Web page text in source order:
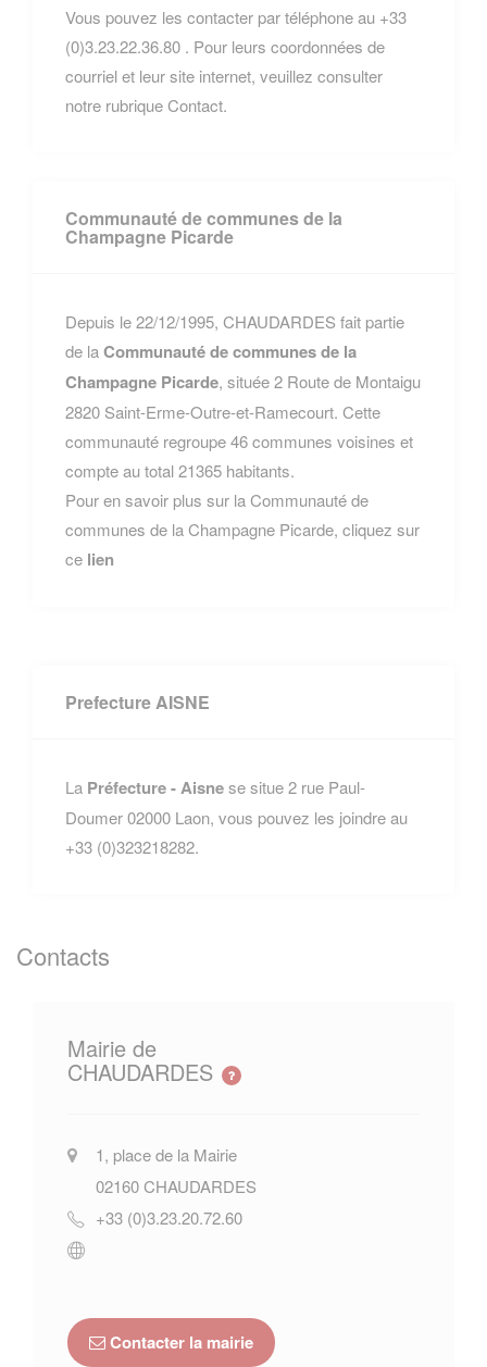
Vous pouvez les contacter par téléphone au +33
(0)3.23.22.36.80 . Pour leurs coordonnées de
courriel et leur site internet, veuillez consulter
notre rubrique Contact.
Communauté de communes de la
Champagne Picarde
Depuis le 22/12/1995, CHAUDARDES fait partie
de laCommunauté de communes de la
Champagne Picarde, située 2 Route de Montaigu
2820 Saint-Erme-Outre-et-Ramecourt. Cette
communauté regroupe 46 communes voisines et
compte au total 21365 habitants.
Pour en savoir plus sur la Communauté de
communes de la Champagne Picarde, cliquez sur
ce lien
Prefecture AISNE
La Préfecture - Aisnese situe 2 rue Paul-
Doumer 02000 Laon, vous pouvez les joindre au
+33 (0)323218282.
Contacts
Mairie de
CHAUDARDES
1, place de la Mairie
02160CHAUDARDES
+33 (0)3.23.20.72.60
Contacter la mairie